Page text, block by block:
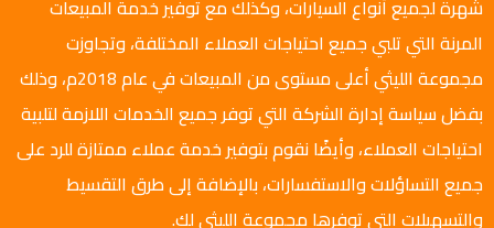
شهرة لجميع أنواع السيارات، وكذلك مع توفير خدمة المبيعات
المرنة التي تلبي جميع احتياجات العملاء المختلفة، وتجاوزت
مجموعة الليثي أعلى مستوى من المبيعات في عام 2018م، وذلك
بفضل سياسة إدارة الشركة التي توفر جميع الخدمات اللازمة لتلبية
احتياجات العملاء، وأيضًا نقوم بتوفير خدمة عملاء ممتازة للرد على
جميع التساؤلات والاستفسارات، بالإضافة إلى طرق التقسيط
والتسهيلات التي توفرها مجموعة الليثي لك.